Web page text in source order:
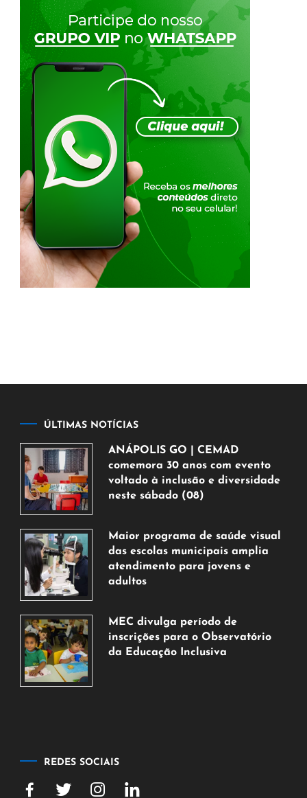
ÚLTIMAS NOTÍCIAS
ANÁPOLIS GO | CEMAD
comemora 30 anos com evento
voltado à inclusão e diversidade
neste sábado (08)
de
agosto
de
2026
Maior programa de saúde visual
das escolas municipais amplia
atendimento para jovens e
adultos
de
agosto
de
MEC divulga período de
inscrições para o Observatório
da Educação Inclusiva
REDES SOCIAIS